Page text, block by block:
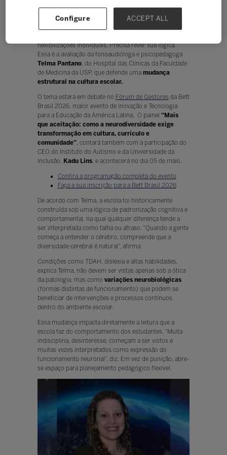
flexibilizações individuais. Precisa rever sua lógica.
Essa é a avaliação da fonoaudióloga e psicopedagoga
Telma Pantano, do Hospital das Clínicas da Faculdade
de Medicina da USP, que defende uma mudança
estrutural na cultura escolar.
O tema estará em debate no Fórum de Gestoresda Bett
Brasil 2026, maior evento de Inovação e Tecnologia
para a Educação da América Latina. O painel “Mais
que aceitação: como a neurodiversidade exige
transformação em cultura, currículo e
comunidade”, contará também com a participação do
CEO do Instituto do Autismo e da Universidade da
Inclusão, Kadu Lins, e acontecerá no dia 05 de maio.
Confira a programação completa do evento
Faça a sua inscrição para a Bett Brasil 2026
De acordo com Telma, a escola foi historicamente
construída sob uma lógica de padronização cognitiva e
comportamental, na qual qualquer diferença tende a
ser interpretada como falha ou atraso. “Quando a gente
começa a entender o cérebro, compreende que a
diversidade cerebral é natural”, afirma.
Condições como TDAH, dislexia e altas habilidades,
explica Telma, não devem ser vistas apenas sob a ótica
da patologia, mas como variações neurobiológicas
(formas distintas de funcionamento) que podem se
beneficiar de intervenções e processos contínuos
dentro do ambiente escolar.
Essa mudança impacta diretamente a leitura que a
escola faz do comportamento dos estudantes. “Muita
indisciplina, desinteresse, começam a ser vistos e
muitas vezes interpretados como expressão do
funcionamento neuronal”, diz. Em vez de punição, abre-
se espaço para planejamento pedagógico flexível.
Configure ACCEPT ALL